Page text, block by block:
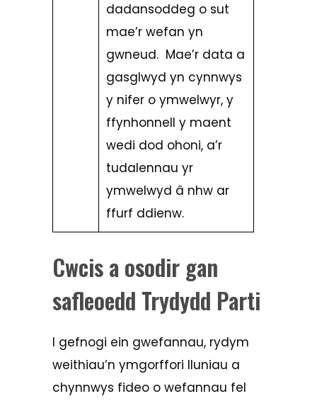
dadansoddeg o sut
mae’r wefan yn
gwneud. Mae’r data a
gasglwyd yn cynnwys
y nifer o ymwelwyr, y
ffynhonnell y maent
wedi dod ohoni, a’r
tudalennau yr
ymwelwyd â nhw ar
ffurf ddienw.
Cwcis a osodir gan
safleoedd Trydydd Parti
I gefnogi ein gwefannau, rydym
weithiau’n ymgorffori lluniau a
chynnwys fideo o wefannau fel